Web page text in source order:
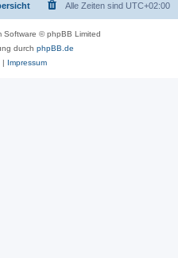
Alle Zeiten sind UTC+02:00
Software © phpBB Limited
durch phpBB.de
| Impressum